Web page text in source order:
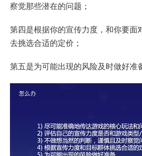
察觉那些潜在的问题；
第四是根据你的宣传力度，和你要面
去挑选合适的定价；
第五是为可能出现的风险及时做好准